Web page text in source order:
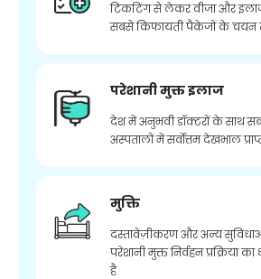
टिकटिंग से लेकर वीजा और
सबसे किफायती पैकेजों के चयन
परेशानी मुक्त इलाज
देश में अनुभवी डॉक्टरों के साथ
अस्पतालों में सर्वोत्तम देखभाल
मुक्ति
दस्तावेज़ीकरण और अन्य
परेशानी मुक्त निर्वहन प्रक्रिया का
है